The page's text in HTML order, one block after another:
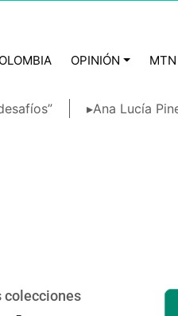
OPINIÓN MTN
▸Ana Lucía
colecciones